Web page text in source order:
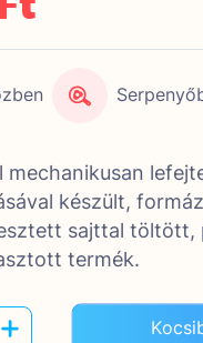
mechanikusan
készült,
sajttal
termék.